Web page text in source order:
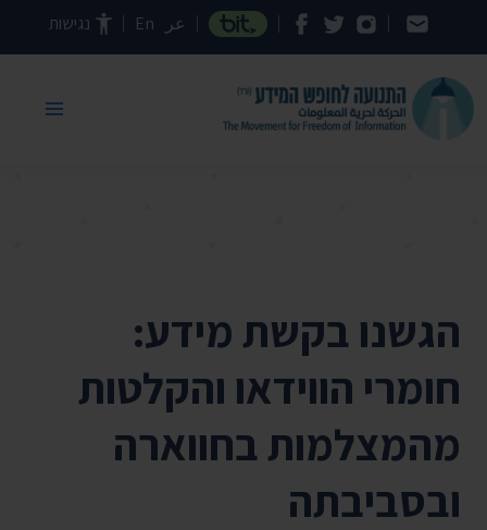
דילוג לתוכן העמוד عر En נגישות
הגשנו בקשת מידע:
חומרי הווידאו והקלטות
מהמצלמות בחווארה
ובסביבתה